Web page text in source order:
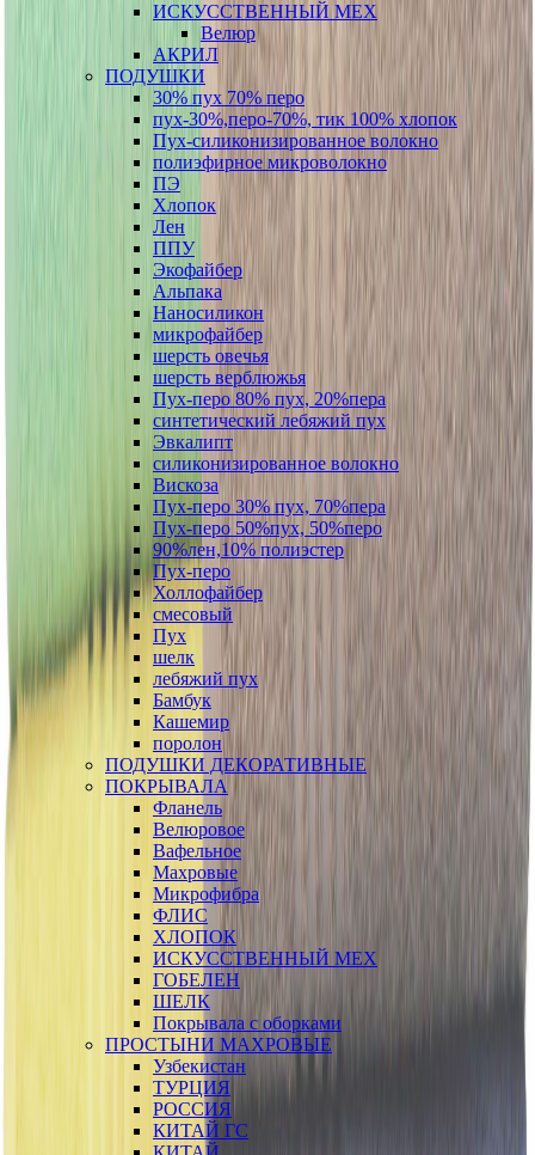
ИСКУССТВЕННЫЙ МЕХ
Велюр
АКРИЛ
ПОДУШКИ
30% пух 70% перо
пух-30%,перо-70%, тик 100% хлопок
Пух-силиконизированное волокно
полиэфирное микроволокно
ПЭ
Хлопок
Лен
ППУ
Экофайбер
Альпака
Наносиликон
микрофайбер
шерсть овечья
шерсть верблюжья
Пух-перо 80% пух, 20%пера
синтетический лебяжий пух
Эвкалипт
силиконизированное волокно
Вискоза
Пух-перо 30% пух, 70%пера
Пух-перо 50%пух, 50%перо
90%лен,10% полиэстер
Пух-перо
Холлофайбер
смесовый
Пух
шелк
лебяжий пух
Бамбук
Кашемир
поролон
ПОДУШКИ ДЕКОРАТИВНЫЕ
ПОКРЫВАЛА
Фланель
Велюровое
Вафельное
Махровые
Микрофибра
ФЛИС
ХЛОПОК
ИСКУССТВЕННЫЙ МЕХ
ГОБЕЛЕН
ШЕЛК
Покрывала с оборками
ПРОСТЫНИ МАХРОВЫЕ
Узбекистан
ТУРЦИЯ
РОССИЯ
КИТАЙ ГС